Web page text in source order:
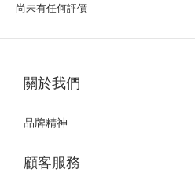
尚未有任何評價
關於我們
品牌精神
顧客服務